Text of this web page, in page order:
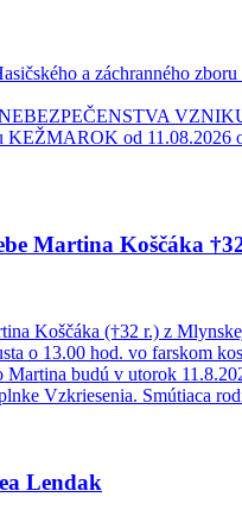
a záchranného
KEŽMAROK od 11.08.2026
Martina Koščáka
Koščáka (†32 r.) z
o 13.00 hod. vo farskom
Martina budú v utorok
Vzkriesenia. Smútiaca
Lendak